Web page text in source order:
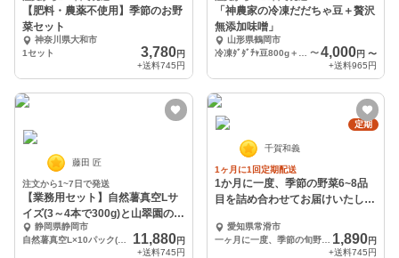
【肥料・農薬不使用】季節のお野
菜セット
神奈川県大和市
1セット
3,780円
+送料745円
「神農家の冷凍だだちゃ豆＋贅沢
無添加味噌」
山形県鶴岡市
〜4,000円 〜
+送料965円
藤田 匠
注文から1~7日で発送
【業務用セット】自然薯真空Lサ
イズ(3～4本で300g)と山翠園のい
こいのセット
静岡県静岡市
11,880円
+送料745円
定期
千賀和義
1ヶ月に1回定期配送
1か月に一度、季節の野菜6~8品
目を詰め合わせてお届けいたしま
愛知県常滑市
一ヶ月に一度、季節の旬野菜をお届けいたします
1,890円
+送料745円